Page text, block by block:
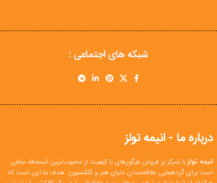
شبکه های اجتماعی :
درباره ما - انیمه تولز
انیمه تولزبا تمرکز بر فروش فیگورهای با کیفیت از محبوب‌ترین انیمه‌ها، محلی
است برای گردهمایی علاقه‌مندان دنیای هنر و کلکسیون. هدف ما این است که